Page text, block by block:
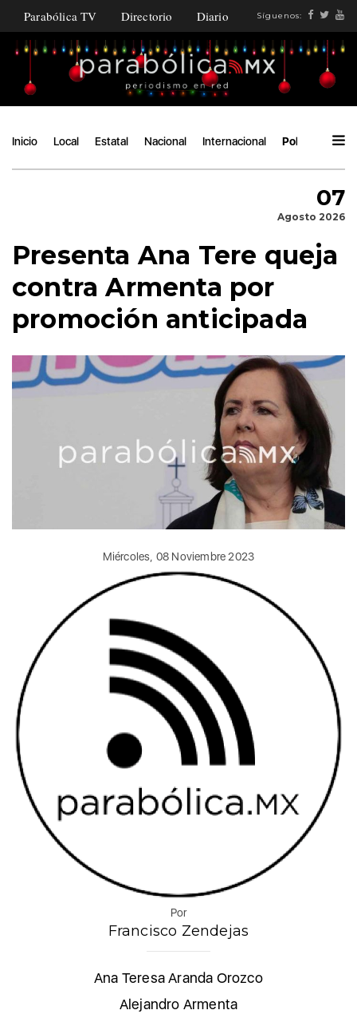
Parabólica TV Directorio Diario Síguenos:
Inicio Local Estatal Nacional Internacional Política
07
Agosto 2026
Presenta Ana Tere queja
contra Armenta por
promoción anticipada
Miércoles, 08 Noviembre 2023
Por
Francisco Zendejas
Ana Teresa Aranda Orozco
Alejandro Armenta